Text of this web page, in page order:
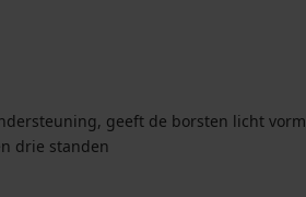
geeft de borsten licht vorm
drie standen